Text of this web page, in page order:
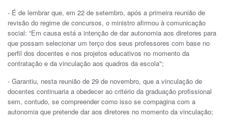
- É de lembrar que, em 22 de setembro, após a primeira reunião de
revisão do regime de concursos, o ministro afirmou à comunicação
social: “Em causa está a intenção de dar autonomia aos diretores para
que possam selecionar um terço dos seus professores com base no
perfil dos docentes e nos projetos educativos no momento da
contratação e da vinculação aos quadros da escola";
- Garantiu, nesta reunião de 29 de novembro, que a vinculação de
docentes continuaria a obedecer ao critério da graduação profissional
sem, contudo, se compreender como isso se compagina com a
autonomia que pretende dar aos diretores no momento da vinculação;